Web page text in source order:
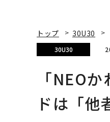
トップ 30U30
30U30
「NEO
ドは「他